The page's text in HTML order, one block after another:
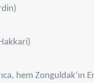
hem Zonguldak’ın